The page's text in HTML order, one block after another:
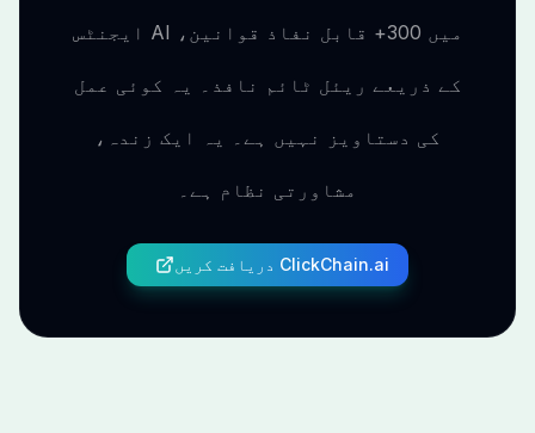
میں 300+ قابل نفاذ قوانین، AI ایجنٹس
کے ذریعے ریئل ٹائم نافذ۔ یہ کوئی عمل
کی دستاویز نہیں ہے۔ یہ ایک زندہ،
مشاورتی نظام ہے۔
ClickChain.ai دریافت کریں